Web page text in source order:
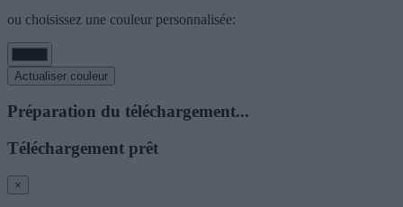
ou choisissez une couleur personnalisée:
Actualiser couleur
Préparation du téléchargement...
Téléchargement prêt
×